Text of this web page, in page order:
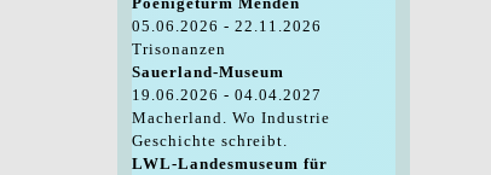
05.06.2026 - 22.11.2026
Trisonanzen
Sauerland-Museum
19.06.2026 - 04.04.2027
Macherland. Wo Industrie
Geschichte schreibt.
LWL-Landesmuseum für